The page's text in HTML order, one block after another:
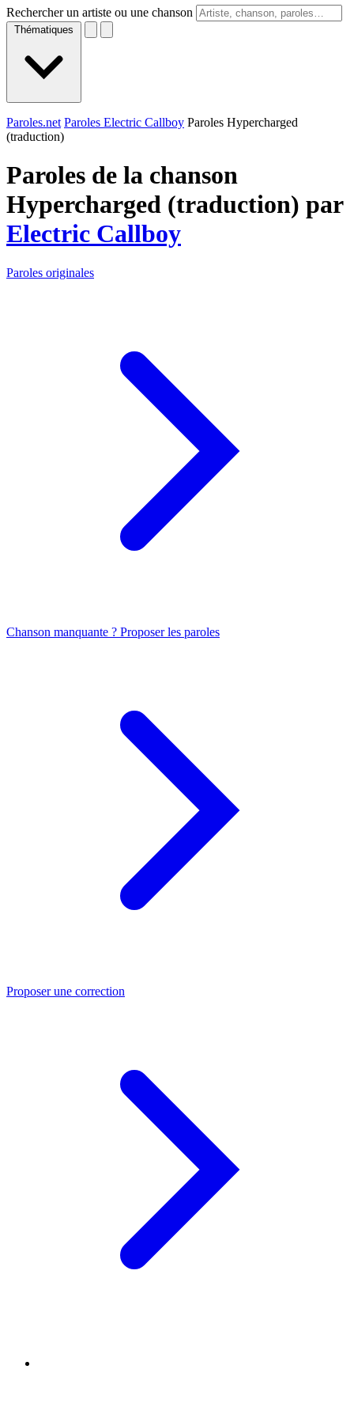
Rechercher un artiste ou une chanson
Thématiques
Paroles.net Paroles Electric Callboy Paroles Hypercharged
(traduction)
Paroles de la chanson
Hypercharged (traduction) par
Electric Callboy
Paroles originales
Chanson manquante ? Proposer les paroles
Proposer une correction